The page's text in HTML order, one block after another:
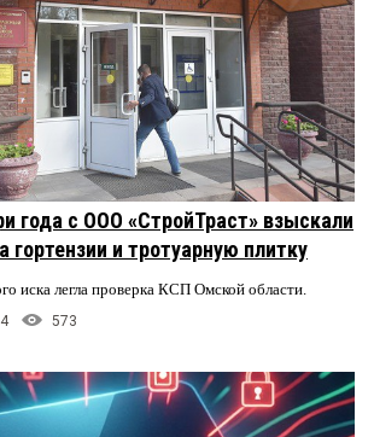
года с ООО «СтройТраст» взыскали
гортензии и тротуарную плитку
иска легла проверка КСП Омской области.
4 573